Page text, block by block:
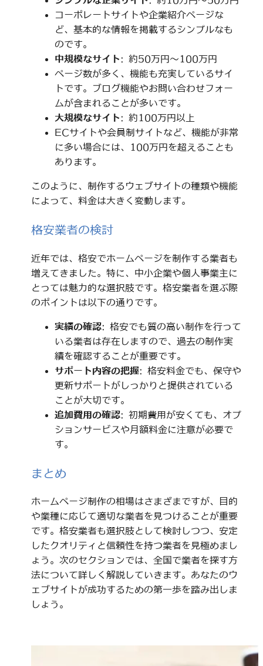
コーポレートサイトや企業紹介ページな
ど、基本的な情報を掲載するシンプルなも
のです。
中規模なサイト: 約50万円～100万円
ページ数が多く、機能も充実しているサイ
トです。ブログ機能やお問い合わせフォー
ムが含まれることが多いです。
大規模なサイト: 約100万円以上
ECサイトや会員制サイトなど、機能が非常
に多い場合には、100万円を超えることも
あります。
このように、制作するウェブサイトの種類や機能
によって、料金は大きく変動します。
格安業者の検討
近年では、格安でホームページを制作する業者も
増えてきました。特に、中小企業や個人事業主に
とっては魅力的な選択肢です。格安業者を選ぶ際
のポイントは以下の通りです。
実績の確認: 格安でも質の高い制作を行って
いる業者は存在しますので、過去の制作実
績を確認することが重要です。
サポート内容の把握: 格安料金でも、保守や
更新サポートがしっかりと提供されている
ことが大切です。
追加費用の確認: 初期費用が安くても、オプ
ションサービスや月額料金に注意が必要で
す。
まとめ
ホームページ制作の相場はさまざまですが、目的
や業種に応じて適切な業者を見つけることが重要
です。格安業者も選択肢として検討しつつ、安定
したクオリティと信頼性を持つ業者を見極めまし
ょう。次のセクションでは、全国で業者を探す方
法について詳しく解説していきます。あなたのウ
ェブサイトが成功するための第一歩を踏み出しま
しょう。